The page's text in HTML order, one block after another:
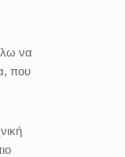
να
που